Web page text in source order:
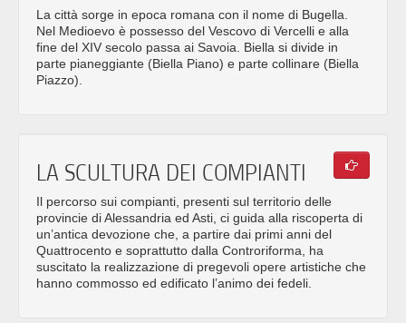
La città sorge in epoca romana con il nome di Bugella.
Nel Medioevo è possesso del Vescovo di Vercelli e alla
fine del XIV secolo passa ai Savoia. Biella si divide in
parte pianeggiante (Biella Piano) e parte collinare (Biella
Piazzo).
LA SCULTURA DEI COMPIANTI
Il percorso sui compianti, presenti sul territorio delle
provincie di Alessandria ed Asti, ci guida alla riscoperta di
un’antica devozione che, a partire dai primi anni del
Quattrocento e soprattutto dalla Controriforma, ha
suscitato la realizzazione di pregevoli opere artistiche che
hanno commosso ed edificato l’animo dei fedeli.